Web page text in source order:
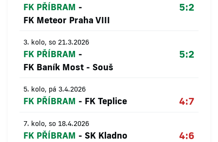
FK PŘÍBRAM -
FK Meteor Praha VIII
5:2
3. kolo, so 21.3.2026
FK PŘÍBRAM -
FK Baník Most - Souš
5:2
5. kolo, pá 3.4.2026
FK PŘÍBRAM - FK Teplice 4:7
7. kolo, so 18.4.2026
FK PŘÍBRAM - SK Kladno 4:6